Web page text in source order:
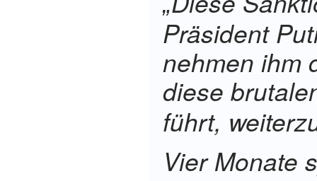
Präsident
nehmen ihm
diese
führt,
Vier Monate